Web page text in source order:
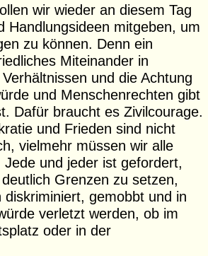
wir wieder an diesem Tag
Handlungsideen mitgeben, um
zu können. Denn ein
Miteinander in
und die Achtung
und Menschenrechten gibt
Dafür braucht es Zivilcourage.
und Frieden sind nicht
vielmehr müssen wir alle
und jeder ist gefordert,
Grenzen zu setzen,
diskriminiert, gemobbt und in
verletzt werden, ob im
oder in der